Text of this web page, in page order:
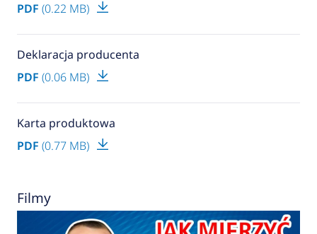
PDF (0.22 MB)
Deklaracja producenta
PDF (0.06 MB)
Karta produktowa
PDF (0.77 MB)
Filmy